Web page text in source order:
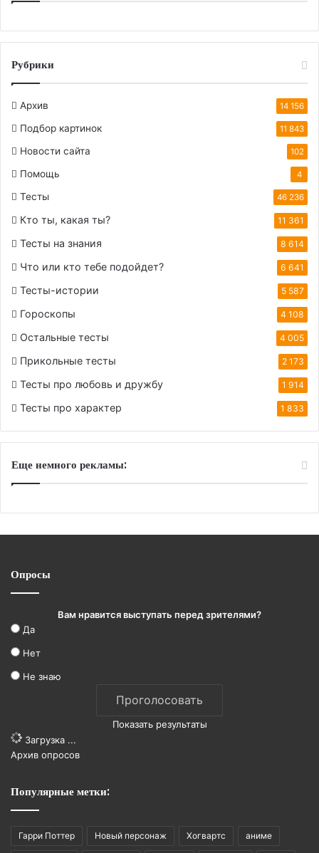
Рубрики
Архив 14 156
Подбор картинок 11 843
Новости сайта 102
Помощь 4
Тесты 46 236
Кто ты, какая ты? 11 361
Тесты на знания 8 614
Что или кто тебе подойдет? 6 641
Тесты-истории 5 587
Гороскопы 4 108
Остальные тесты 4 005
Прикольные тесты 2 173
Тесты про любовь и дружбу 1 914
Тесты про характер 1 833
Еще немного рекламы:
Опросы
Вам нравится выступать перед зрителями?
Да
Нет
Не знаю
Показать результаты
Загрузка ...
Архив опросов
Популярные метки:
Гарри Поттер Новый персонаж Хогвартс аниме